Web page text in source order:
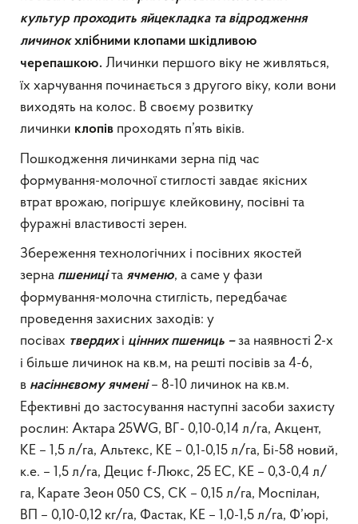
культур проходить яйцекладка та відродження
личинок хлібними клопами шкідливою
черепашкою. Личинки першого віку не живляться,
їх харчування починається з другого віку, коли вони
виходять на колос. В своєму розвитку
личинки клопів проходять п’ять віків.
Пошкодження личинками зерна під час
формування-молочної стиглості завдає якісних
втрат врожаю, погіршує клейковину, посівні та
фуражні властивості зерен.
Збереження технологічних і посівних якостей
зерна пшениціта ячменю, а саме у фази
формування-молочна стиглість, передбачає
проведення захисних заходів: у
посівах твердихі цінних пшениць –за наявності 2-х
і більше личинок на кв.м, на решті посівів за 4-6,
в насіннєвому ячмені– 8-10 личинок на кв.м.
Ефективні до застосування наступні засоби захисту
рослин: Актара 25WG, ВГ- 0,10-0,14 л/га, Акцент,
КЕ – 1,5 л/га, Альтекс, КЕ – 0,1-0,15 л/га, Бі-58 новий,
к.е. – 1,5 л/га, Децис f-Люкс, 25 ЕС, КЕ – 0,3-0,4 л/
га, Карате Зеон 050 СS, СК – 0,15 л/га, Моспілан,
ВП – 0,10-0,12 кг/га, Фастак, КЕ – 1,0-1,5 л/га, Ф’юрі,